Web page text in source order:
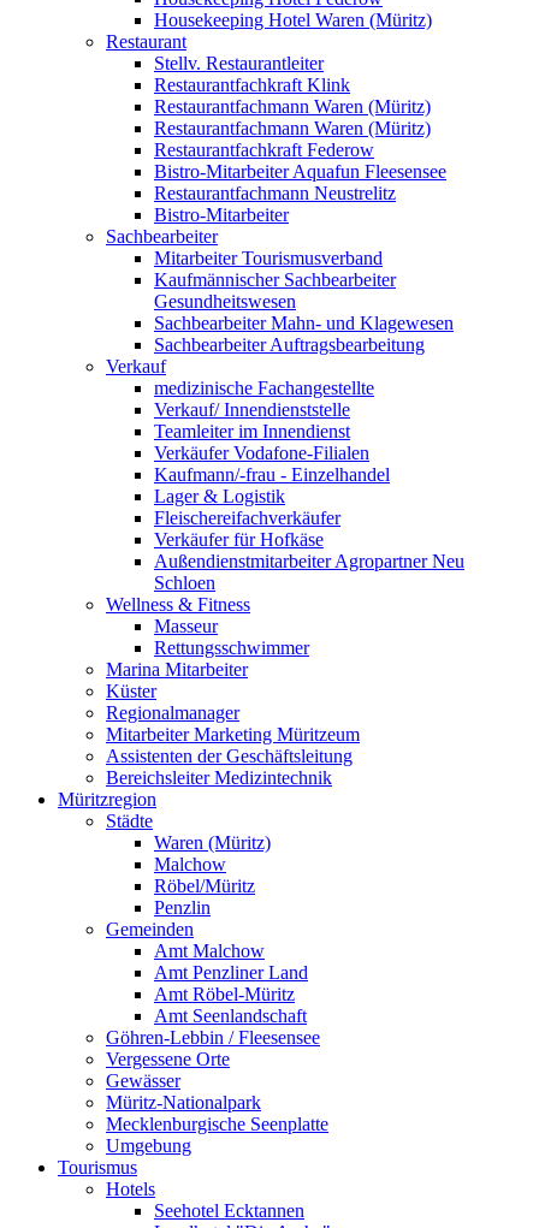
Housekeeping Hotel Waren (Müritz)
Restaurant
Stellv. Restaurantleiter
Restaurantfachkraft Klink
Restaurantfachmann Waren (Müritz)
Restaurantfachmann Waren (Müritz)
Restaurantfachkraft Federow
Bistro-Mitarbeiter Aquafun Fleesensee
Restaurantfachmann Neustrelitz
Bistro-Mitarbeiter
Sachbearbeiter
Mitarbeiter Tourismusverband
Kaufmännischer Sachbearbeiter
Gesundheitswesen
Sachbearbeiter Mahn- und Klagewesen
Sachbearbeiter Auftragsbearbeitung
Verkauf
medizinische Fachangestellte
Verkauf/ Innendienststelle
Teamleiter im Innendienst
Verkäufer Vodafone-Filialen
Kaufmann/-frau - Einzelhandel
Lager & Logistik
Fleischereifachverkäufer
Verkäufer für Hofkäse
Außendienstmitarbeiter Agropartner Neu
Schloen
Wellness & Fitness
Masseur
Rettungsschwimmer
Marina Mitarbeiter
Küster
Regionalmanager
Mitarbeiter Marketing Müritzeum
Assistenten der Geschäftsleitung
Bereichsleiter Medizintechnik
Müritzregion
Städte
Waren (Müritz)
Malchow
Röbel/Müritz
Penzlin
Gemeinden
Amt Malchow
Amt Penzliner Land
Amt Röbel-Müritz
Amt Seenlandschaft
Göhren-Lebbin / Fleesensee
Vergessene Orte
Gewässer
Müritz-Nationalpark
Mecklenburgische Seenplatte
Umgebung
Tourismus
Hotels
Seehotel Ecktannen